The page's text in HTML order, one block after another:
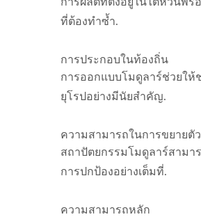
ที่ต้องทำซ้ำ.
การประกอบในท้องถิ่น
การออกแบบโมดูลาร์ช่วยให้
ยุโรปอย่างมีนัยสำคัญ.
ความสามารถในการขยายตัว
สถาปัตยกรรมโมดูลาร์สามา
การปกป้องอย่างเต็มที่.
ความสามารถหลัก